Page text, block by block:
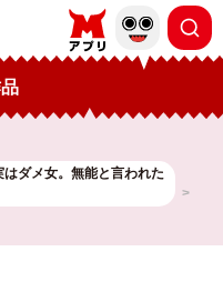
ダメ女。無能と言われた